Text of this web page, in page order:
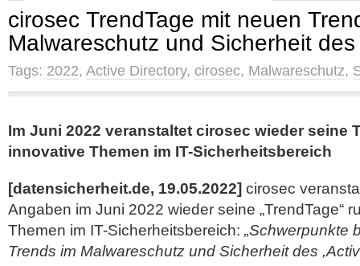
cirosec TrendTage mit neuen
Malwareschutz und Sicherheit
Tags: 2022, Active Directory, cirosec, Malwareschutz,
Im Juni 2022 veranstaltet cirosec wieder seine
innovative Themen im IT-Sicherheitsbereich
[datensicherheit.de, 19.05.2022] cirosec
Angaben im Juni 2022 wieder seine „TrendTage“
Themen im IT-Sicherheitsbereich: „Schwerpunkte
Trends im Malwareschutz und Sicherheit des